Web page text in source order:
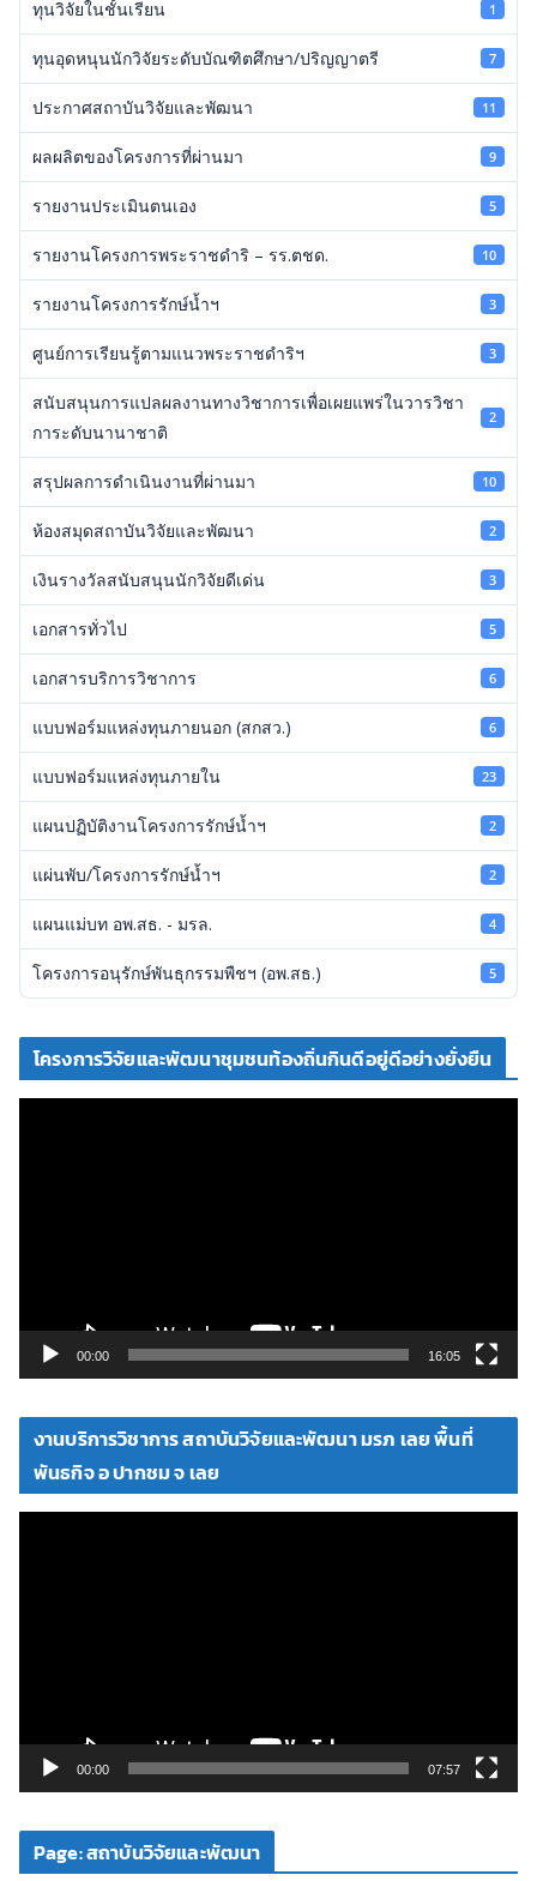
ทุนวิจัยในชั้นเรียน 1
ทุนอุดหนุนนักวิจัยระดับบัณฑิตศึกษา/ปริญญาตรี 7
ประกาศสถาบันวิจัยและพัฒนา 11
ผลผลิตของโครงการที่ผ่านมา 9
รายงานประเมินตนเอง 5
รายงานโครงการพระราชดำริ – รร.ตชด. 10
รายงานโครงการรักษ์น้ำฯ 3
ศูนย์การเรียนรู้ตามแนวพระราชดำริฯ 3
สนับสนุนการแปลผลงานทางวิชาการเพื่อเผยแพร่ในวารวิชา
การะดับนานาชาติ
2
สรุปผลการดำเนินงานที่ผ่านมา 10
ห้องสมุดสถาบันวิจัยและพัฒนา 2
เงินรางวัลสนับสนุนนักวิจัยดีเด่น 3
เอกสารทั่วไป 5
เอกสารบริการวิชาการ 6
แบบฟอร์มแหล่งทุนภายนอก (สกสว.) 6
แบบฟอร์มแหล่งทุนภายใน 23
แผนปฏิบัติงานโครงการรักษ์น้ำฯ 2
แผ่นพับ/โครงการรักษ์น้ำฯ 2
แผนแม่บท อพ.สธ. - มรล. 4
โครงการอนุรักษ์พันธุกรรมพืชฯ (อพ.สธ.) 5
โครงการวิจัยและพัฒนาชุมชนท้องถิ่นกินดีอยู่ดีอย่างยั่งยืน
ดี
00:00 16:05
งานบริการวิชาการ สถาบันวิจัยและพัฒนา มรภ เลย พื้นที่
พันธกิจ อ ปากชม จ เลย
ดี
00:00 07:57
Page: สถาบันวิจัยและพัฒนา